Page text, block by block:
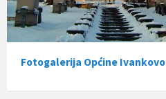
Fotogalerija Općine Ivankovo